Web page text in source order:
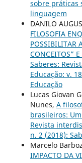
sobre práticas
linguagem
DANILO
FILOSOFIA
POSSIBILITAR
CONCEITOS”
Saberes:
Educação: v.
Educação
Lucas Giovan
Nunes, A
brasileiros:
Revista
n. 2 (2018):
Marcelo
IMPACTO DA